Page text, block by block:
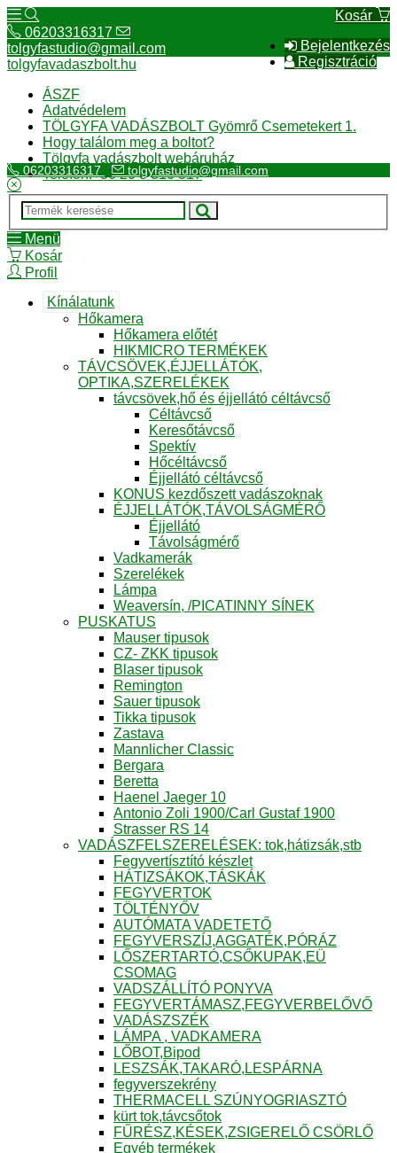
Kosár
Bejelentkezés
Regisztráció
06203316317
tolgyfastudio@gmail.com
tolgyfavadaszbolt.hu
ÁSZF
Adatvédelem
TÖLGYFA VADÁSZBOLT Gyömrő Csemetekert 1.
Hogy találom meg a boltot?
Tölgyfa vadászbolt webáruház
Telefon:+36 20 3 316 317
06203316317 tolgyfastudio@gmail.com
Menü
Kosár
Profil
Kínálatunk
Hőkamera
Hőkamera előtét
HIKMICRO TERMÉKEK
TÁVCSÖVEK,ÉJJELLÁTÓK,
OPTIKA,SZERELÉKEK
távcsövek,hő és éjjellátó céltávcső
Céltávcső
Keresőtávcső
Spektív
Hőcéltávcső
Éjjellátó céltávcső
KONUS kezdőszett vadászoknak
ÉJJELLÁTÓK,TÁVOLSÁGMÉRŐ
Éjjellátó
Távolságmérő
Vadkamerák
Szerelékek
Lámpa
Weaversín, /PICATINNY SÍNEK
PUSKATUS
Mauser tipusok
CZ- ZKK tipusok
Blaser tipusok
Remington
Sauer tipusok
Tikka tipusok
Zastava
Mannlicher Classic
Bergara
Beretta
Haenel Jaeger 10
Antonio Zoli 1900/Carl Gustaf 1900
Strasser RS 14
VADÁSZFELSZERELÉSEK: tok,hátizsák,stb
Fegyvertísztító készlet
HÁTIZSÁKOK,TÁSKÁK
FEGYVERTOK
TÖLTÉNYŐV
AUTÓMATA VADETETŐ
FEGYVERSZÍJ,AGGATÉK,PÓRÁZ
LŐSZERTARTÓ,CSŐKUPAK,EÜ
CSOMAG
VADSZÁLLÍTÓ PONYVA
FEGYVERTÁMASZ,FEGYVERBELŐVŐ
VADÁSZSZÉK
LÁMPA , VADKAMERA
LŐBOT,Bipod
LESZSÁK,TAKARÓ,LESPÁRNA
fegyverszekrény
THERMACELL SZÚNYOGRIASZTÓ
kürt tok,távcsőtok
FŰRÉSZ,KÉSEK,ZSIGERELŐ CSÖRLŐ
Egyéb termékek